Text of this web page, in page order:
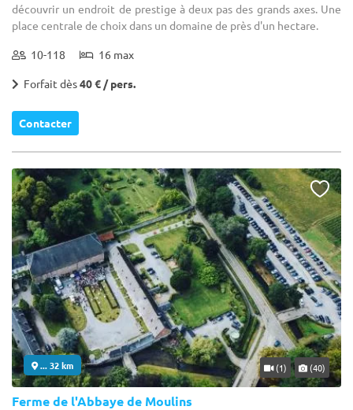
découvrir un endroit de prestige à deux pas des grands axes. Une
place centrale de choix dans un domaine de près d'un hectare.
10-118 16 max
Forfait dès40 € / pers.
Contacter
... 32 km (1) (40)
Ferme de l'Abbaye de Moulins